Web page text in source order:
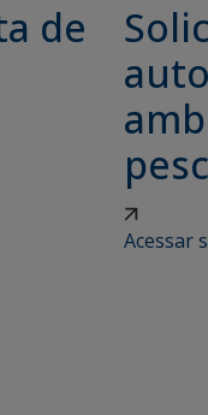
de
Acessar